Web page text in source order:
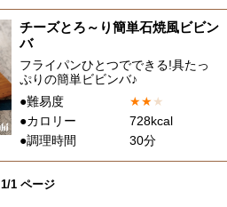
チーズとろ～り簡単石焼風ビビン
バ
フライパンひとつでできる!具たっ
ぷりの簡単ビビンバ♪
●難易度
★★★
●カロリー
728kcal
●調理時間
30分
1/1 ページ